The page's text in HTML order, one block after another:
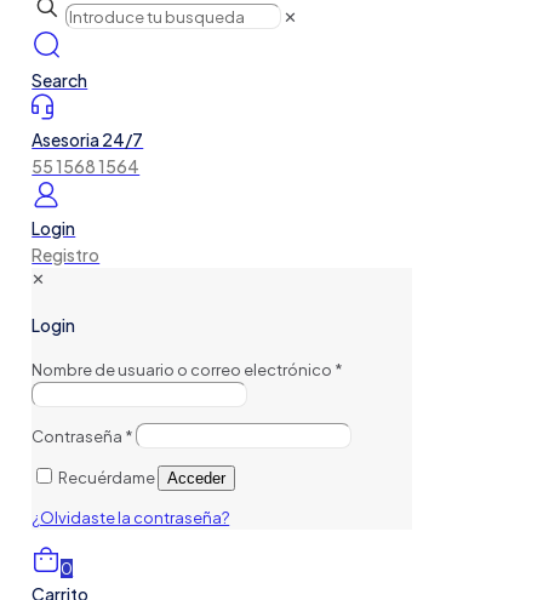
✕
Search
Asesoria 24/7
55 1568 1564
Login
Registro
✕
Login
Nombre de usuario o correo electrónico *
Contraseña *
Recuérdame Acceder
¿Olvidaste la contraseña?
0
Carrito